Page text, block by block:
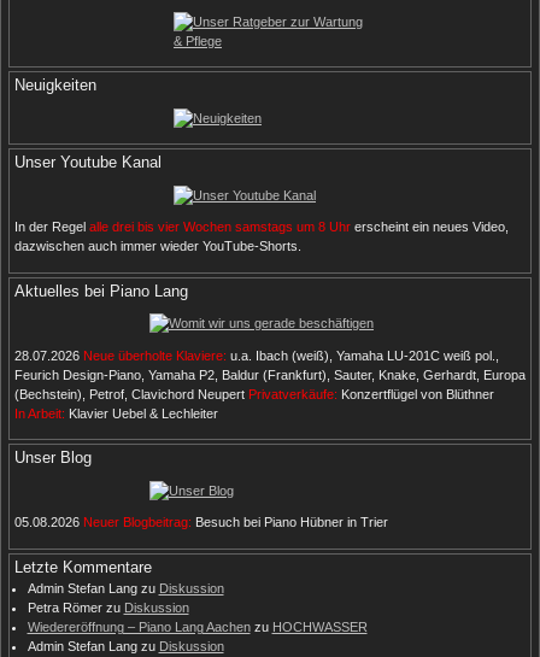
Neuigkeiten
Unser Youtube Kanal
In der Regel alle drei bis vier Wochen samstags um 8 Uhr erscheint ein neues Video,
dazwischen auch immer wieder YouTube-Shorts.
Aktuelles bei Piano Lang
28.07.2026 Neue überholte Klaviere: u.a. Ibach (weiß), Yamaha LU-201C weiß pol.,
Feurich Design-Piano, Yamaha P2, Baldur (Frankfurt), Sauter, Knake, Gerhardt, Europa
(Bechstein), Petrof, Clavichord Neupert Privatverkäufe: Konzertflügel von Blüthner
In Arbeit: Klavier Uebel & Lechleiter
Unser Blog
05.08.2026 Neuer Blogbeitrag: Besuch bei Piano Hübner in Trier
Letzte Kommentare
Admin Stefan Langzu Diskussion
Petra Römerzu Diskussion
Wiedereröffnung – Piano Lang Aachenzu HOCHWASSER
Admin Stefan Langzu Diskussion